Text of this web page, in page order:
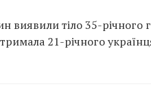
виявили тіло 35-
21-річного